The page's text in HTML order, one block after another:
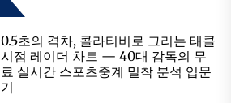
0.5초의 격차, 콜라티비로 그리는 태클
시점 레이더 차트 — 40대 감독의 무
료 실시간 스포츠중계 밀착 분석 입문
기